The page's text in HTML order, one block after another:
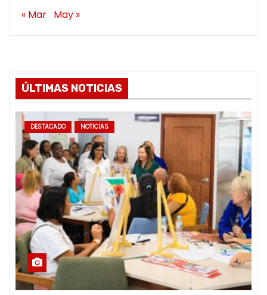
« Mar May »
ÚLTIMAS NOTICIAS
DESTACADO NOTICIAS